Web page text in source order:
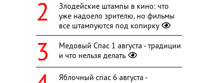
Злодейские штампы в кино: что
уже надоело зрителю, но фильмы
все штампуются под копирку
Медовый Спас 1 августа - традиции
и что нельзя делать
Яблочный спас 6 августа -